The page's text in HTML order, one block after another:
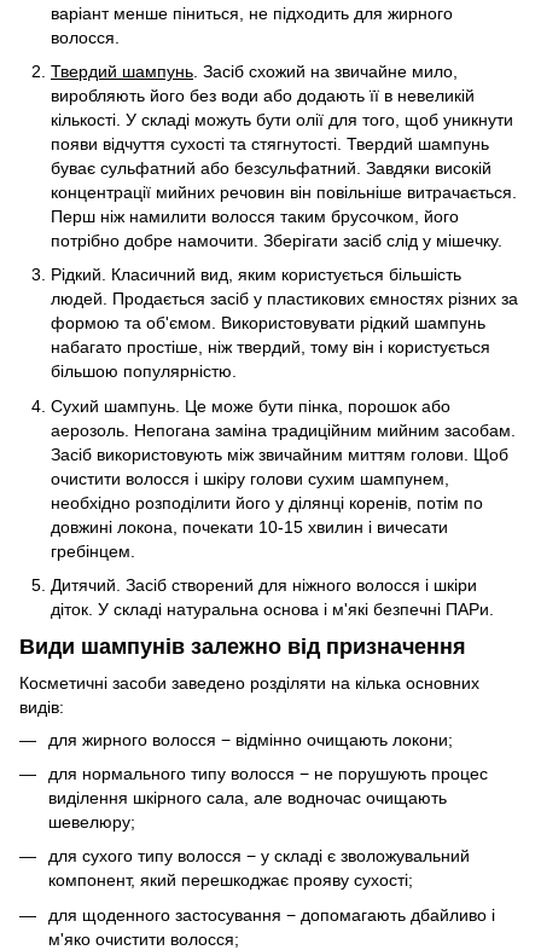
варіант менше піниться, не підходить для жирного
волосся.
Твердий шампунь . Засіб схожий на звичайне мило,
виробляють його без води або додають її в невеликій
кількості. У складі можуть бути олії для того, щоб уникнути
появи відчуття сухості та стягнутості. Твердий шампунь
буває сульфатний або безсульфатний. Завдяки високій
концентрації мийних речовин він повільніше витрачається.
Перш ніж намилити волосся таким брусочком, його
потрібно добре намочити. Зберігати засіб слід у мішечку.
Рідкий. Класичний вид, яким користується більшість
людей. Продається засіб у пластикових ємностях різних за
формою та об'ємом. Використовувати рідкий шампунь
набагато простіше, ніж твердий, тому він і користується
більшою популярністю.
Сухий шампунь . Це може бути пінка, порошок або
аерозоль. Непогана заміна традиційним мийним засобам.
Засіб використовують між звичайним миттям голови. Щоб
очистити волосся і шкіру голови сухим шампунем,
необхідно розподілити його у ділянці коренів, потім по
довжині локона, почекати 10-15 хвилин і вичесати
гребінцем.
Дитячий. Засіб створений для ніжного волосся і шкіри
діток. У складі натуральна основа і м'які безпечні ПАРи.
Види шампунів залежно від призначення
Косметичні засоби заведено розділяти на кілька основних
видів:
для жирного волосся − відмінно очищають локони;
для нормального типу волосся − не порушують процес
виділення шкірного сала, але водночас очищають
шевелюру;
для сухого типу волосся − у складі є зволожувальний
компонент, який перешкоджає прояву сухості;
для щоденного застосування − допомагають дбайливо і
м'яко очистити волосся;